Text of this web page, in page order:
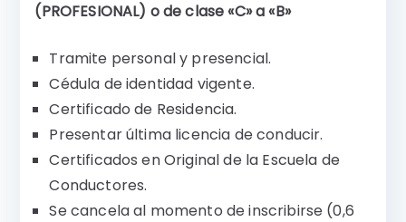
(PROFESIONAL) o de clase «C» a «B»
Tramite personal y presencial.
Cédula de identidad vigente.
Certificado de Residencia.
Presentar última licencia de conducir.
Certificados en Original de la Escuela de
Conductores.
Se cancela al momento de inscribirse (0,6